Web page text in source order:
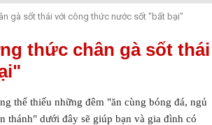
gà sốt thái với công thức nước sốt "bất bại"
thức chân gà sốt thái
thể thiếu những đêm "ăn cùng bóng đá, ngủ
thánh" dưới đây sẽ giúp bạn và gia đình có